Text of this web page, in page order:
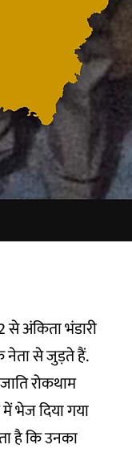
अंकिता भंडारी
नेता से जुड़ते हैं.
रोकथाम
भेज दिया गया
है कि उनका